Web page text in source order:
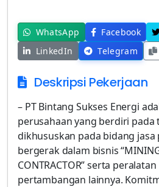
WhatsApp Facebook
LinkedIn
Telegram
Deskripsi Pekerjaan
– PT Bintang Sukses Energi
perusahaan yang berdiri pada
dikhususkan pada bidang
bergerak dalam bisnis
CONTRACTOR” serta
pertambangan lainnya.